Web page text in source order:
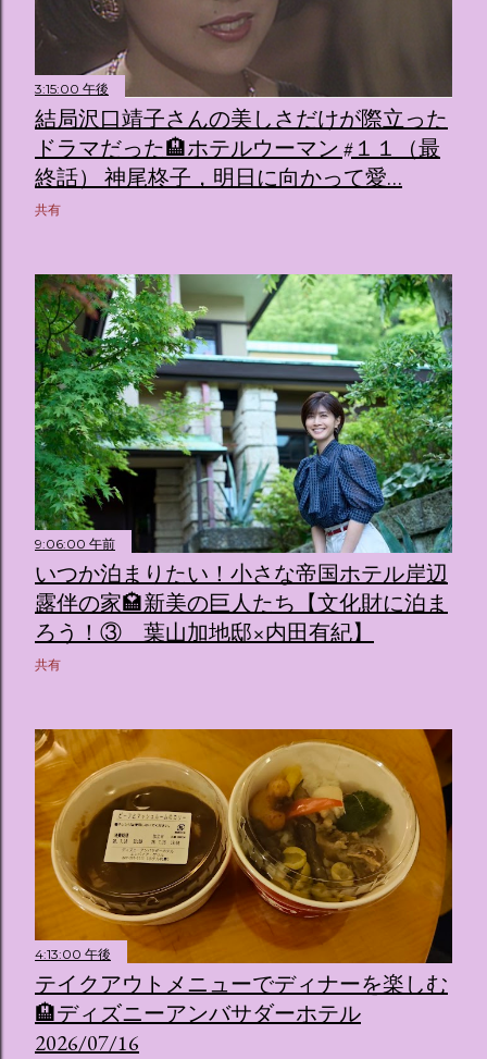
3:15:00 午後
結局沢口靖子さんの美しさだけが際立った
ドラマだった🏨ホテルウーマン #１１（最
終話） 神尾柊子，明日に向かって愛…
共有
9:06:00 午前
いつか泊まりたい！小さな帝国ホテル岸辺
露伴の家🏩新美の巨人たち【文化財に泊ま
ろう！③ 葉山加地邸×内田有紀】
共有
4:13:00 午後
テイクアウトメニューでディナーを楽しむ
🏨ディズニーアンバサダーホテル
2026/07/16